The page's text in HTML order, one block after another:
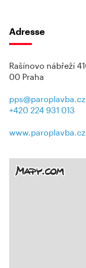
Adresse
Rašínovo nábřeží
00 Praha
pps@paroplavba.cz
+420 224 931 013
www.paroplavba.cz